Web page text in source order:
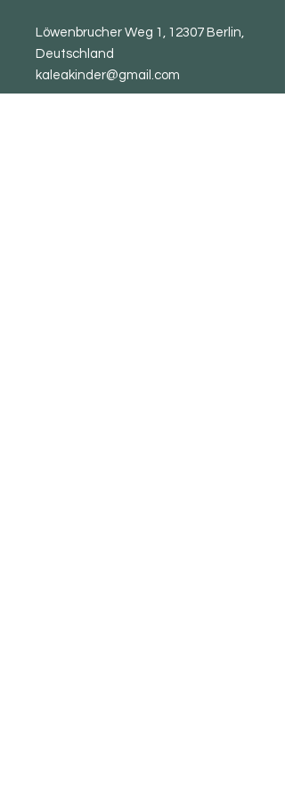
Löwenbrucher Weg 1, 12307 Berlin,
Deutschland
kaleakinder@gmail.com